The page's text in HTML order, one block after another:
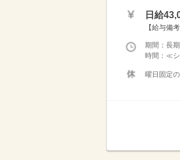
日給
【給与備
期間：
時間：≪
曜日固定